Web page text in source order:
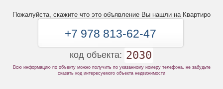
Пожалуйста, скажите что это объявление Вы нашли на Квартиро
+7 978 813-62-47
код объекта: 2030
Всю информацию по объекту можно получить по указанному номеру телефона, не забудьте
сказать код интересуемого объекта недвижимости